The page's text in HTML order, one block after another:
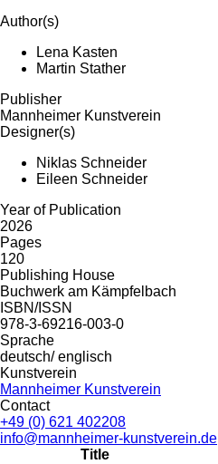
Author(s)
Lena Kasten
Martin Stather
Publisher
Mannheimer Kunstverein
Designer(s)
Niklas Schneider
Eileen Schneider
Year of Publication
2026
Pages
120
Publishing House
Buchwerk am Kämpfelbach
ISBN/ISSN
978-3-69216-003-0
Sprache
deutsch/ englisch
Kunstverein
Mannheimer Kunstverein
Contact
+49 (0) 621 402208
info@mannheimer-kunstverein.de
Title